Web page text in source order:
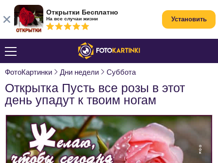
ФотоКартинки Дни недели Суббота
Открытка Пусть все розы в этот
день упадут к твоим ногам
Открытки Бесплатно
На все случаи жизни Установить